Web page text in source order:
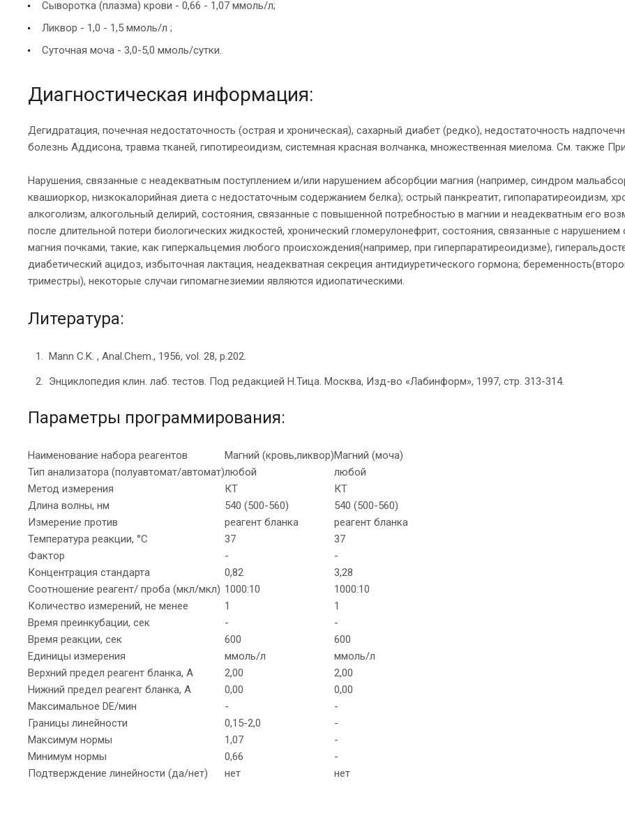
Сыворотка (плазма) крови - 0,66 - 1,07 ммоль/л;
Ликвор - 1,0 - 1,5 ммоль/л ;
Суточная моча - 3,0-5,0 ммоль/сутки.
Диагностическая информация:
Дегидратация, почечная недостаточность (острая и хроническая), сахарный диабет (редко), недостаточность
болезнь Аддисона, травма тканей, гипотиреоидизм, системная красная волчанка, множественная миелома. См. также
Нарушения, связанные с неадекватным поступлением и/или нарушением абсорбции магния (например, синдром
квашиоркор, низкокалорийная диета с недостаточным содержанием белка); острый панкреатит, гипопаратиреоидизм,
алкоголизм, алкогольный делирий, состояния, связанные с повышенной потребностью в магнии и неадекватным его
после длительной потери биологических жидкостей, хронический гломерулонефрит, состояния, связанные с нарушением
магния почками, такие, как гиперкальцемия любого происхождения(например, при гиперпаратиреоидизме),
диабетический ацидоз, избыточная лактация, неадекватная секреция антидиуретического гормона;
триместры), некоторые случаи гипомагнезиемии являются идиопатическими.
Литература:
Mann C.K. , Anal.Chem., 1956, vol. 28, p.202.
Энциклопедия клин. лаб. тестов. Под редакцией Н.Тица. Москва, Изд-во «Лабинформ», 1997, стр. 313-314.
Параметры программирования:
Наименование набора реагентов Магний (кровь,ликвор)Магний (моча)
Тип анализатора (полуавтомат/автомат)любой
любой
Метод измерения
КТ
КТ
Длина волны, нм
540 (500-560)
540 (500-560)
Измерение против
реагент бланка
реагент бланка
Температура реакции, °С
37
37
Фактор
-
-
Концентрация стандарта
0,82
3,28
Соотношение реагент/ проба (мкл/мкл) 1000:10
1000:10
Количество измерений, не менее
1
1
Время преинкубации, сек
-
-
Время реакции, сек
600
600
Единицы измерения
ммоль/л
ммоль/л
Верхний предел реагент бланка, А
2,00
2,00
Нижний предел реагент бланка, А
0,00
0,00
Максимальное DЕ/мин
-
-
Границы линейности
0,15-2,0
-
Максимум нормы
1,07
-
Минимум нормы
0,66
-
Подтверждение линейности (да/нет)
нет нет